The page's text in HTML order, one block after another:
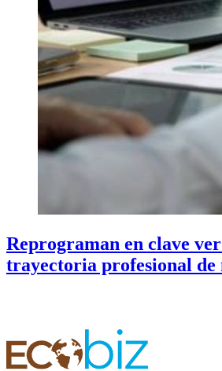
Reprograman en clave
trayectoria profesional de